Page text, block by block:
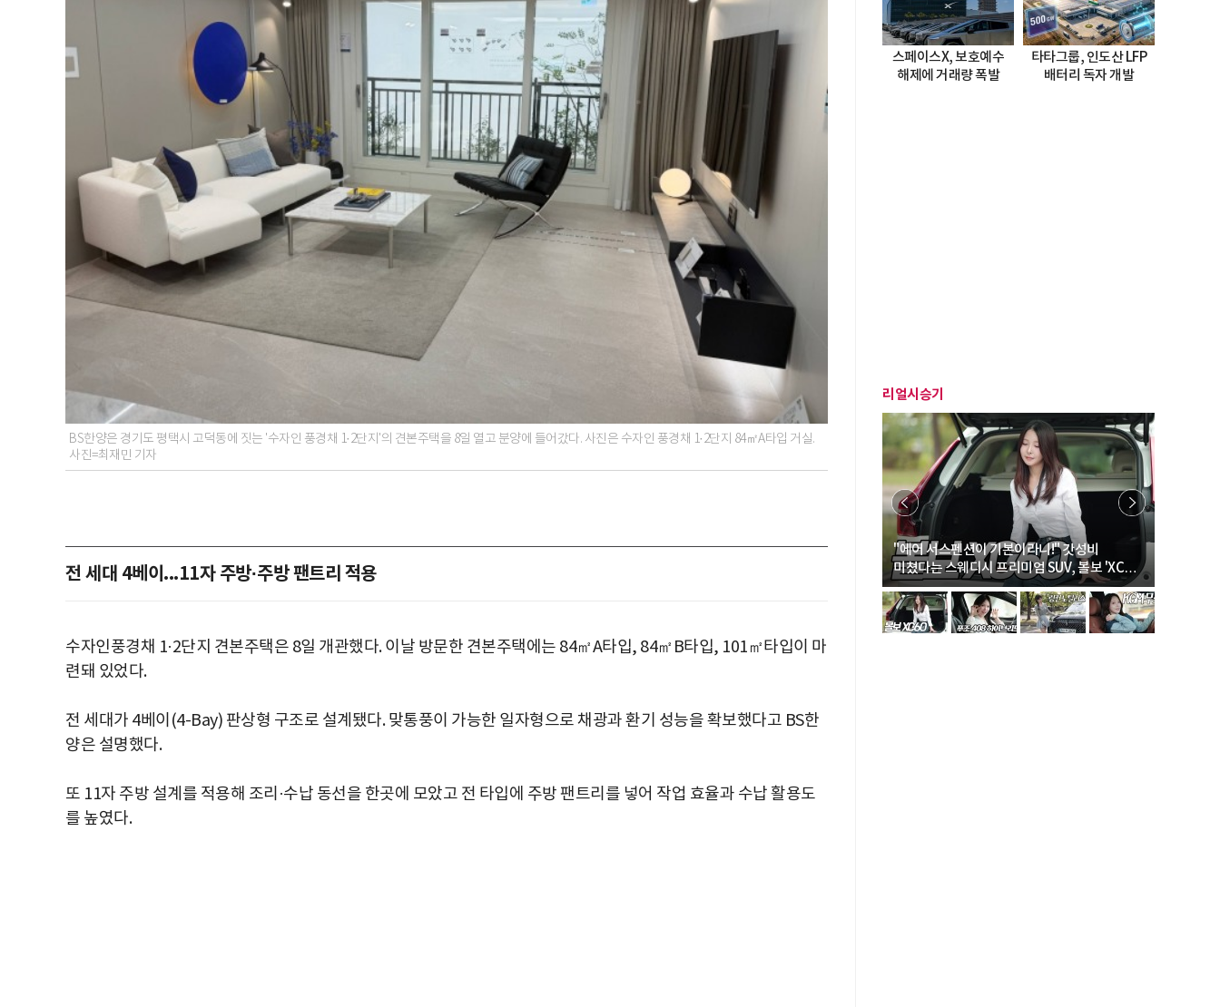
BS한양은 경기도 평택시 고덕동에 짓는 '수자인 풍경채 1·2단지'의 견본주택을 8일 열고 분양에 들어갔다. 사진은 수자인 풍경채 1·2단지 84㎡A타입 거실.
사진=최재민 기자
전 세대 4베이...11자 주방·주방 팬트리 적용
수자인풍경채 1·2단지 견본주택은 8일 개관했다. 이날 방문한 견본주택에는 84㎡A타입, 84㎡B타입, 101㎡타입이 마
련돼 있었다.
전 세대가 4베이(4-Bay) 판상형 구조로 설계됐다. 맞통풍이 가능한 일자형으로 채광과 환기 성능을 확보했다고 BS한
양은 설명했다.
또 11자 주방 설계를 적용해 조리·수납 동선을 한곳에 모았고 전 타입에 주방 팬트리를 넣어 작업 효율과 수납 활용도
를 높였다.
스페이스X, 보호예수
해제에 거래량 폭발
타타그룹, 인도산 LFP
배터리 독자 개발
리얼시승기
박지수 아나운서가 타본 ‘전설의 무쏘’… “여성·
"에어 서스펜션이 기본이라니!" 갓성비
미쳤다는 스웨디시 프리미엄 SUV, 볼보 'XC60
B5 울트라'